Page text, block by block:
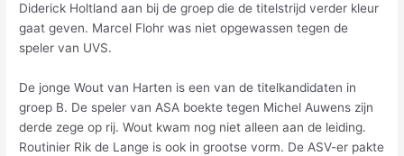
Diderick Holtland aan bij de groep die de titelstrijd verder kleur
gaat geven. Marcel Flohr was niet opgewassen tegen de
speler van UVS.
De jonge Wout van Harten is een van de titelkandidaten in
groep B. De speler van ASA boekte tegen Michel Auwens zijn
derde zege op rij. Wout kwam nog niet alleen aan de leiding.
Routinier Rik de Lange is ook in grootse vorm. De ASV-er pakte